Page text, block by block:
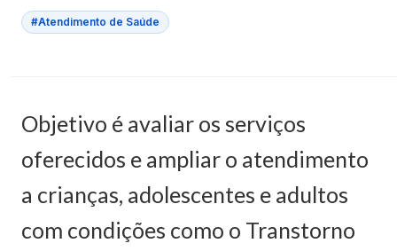
#Atendimento de Saúde
Objetivo é avaliar os serviços
oferecidos e ampliar o atendimento
a crianças, adolescentes e adultos
com condições como o Transtorno